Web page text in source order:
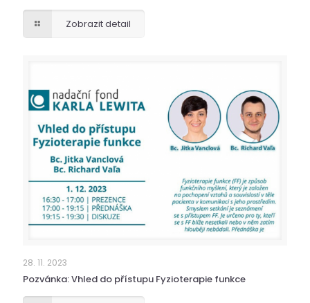
Zobrazit detail
28. 11. 2023
Pozvánka: Vhled do přístupu Fyzioterapie funkce